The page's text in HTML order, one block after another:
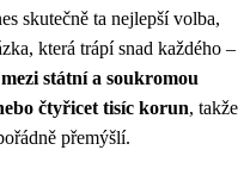
skutečně ta nejlepší volba,
která trápí snad každého –
státní a soukromou
čtyřicet tisíc korun, takže
přemýšlí.